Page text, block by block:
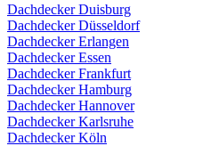
Dachdecker Duisburg
Dachdecker Düsseldorf
Dachdecker Erlangen
Dachdecker Essen
Dachdecker Frankfurt
Dachdecker Hamburg
Dachdecker Hannover
Dachdecker Karlsruhe
Dachdecker Köln